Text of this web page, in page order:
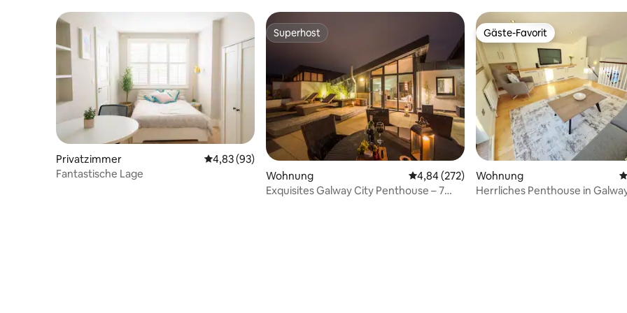
Privatzimmer Durchschnittliche Bewertung: 4,83 von 5, 93 Bewertungen
4,83 (93)
Fantastische Lage
Superhost
Superhost
Wohnung Durchschnittliche Bewertung: 4,84 von 5,
4,84 (272)
Exquisites Galway City Penthouse – 7
Gäste-Favorit
Gäste-Favorit
Wohnung
Herrliches Penthouse in